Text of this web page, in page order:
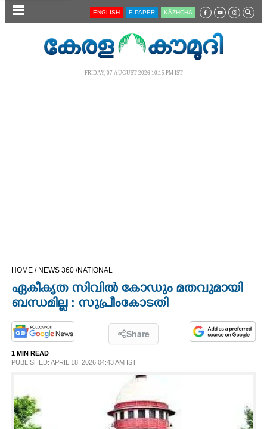
SECTIONS
SPIRITUAL
ENGLISH E-PAPER KĀZHCHA
FRIDAY, 07 AUGUST 2026 10.15 PM IST
HOME / NEWS 360 /NATIONAL
ഏകീകൃത സിവിൽ കോഡും മതവുമായി
ബന്ധമില്ല : സുപ്രീംകോടതി
Share
1 MIN READ
PUBLISHED: APRIL 18, 2026 04:43 AM IST